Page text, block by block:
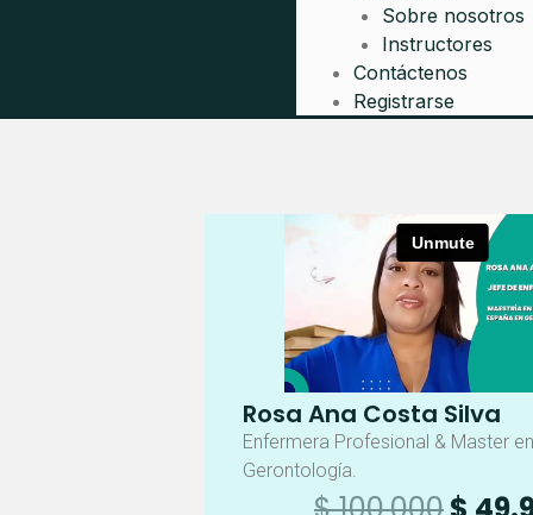
Sobre nosotros
Instructores
Contáctenos
Registrarse
Rosa Ana Costa Silva
Enfermera Profesional & Master en
Gerontología.
El